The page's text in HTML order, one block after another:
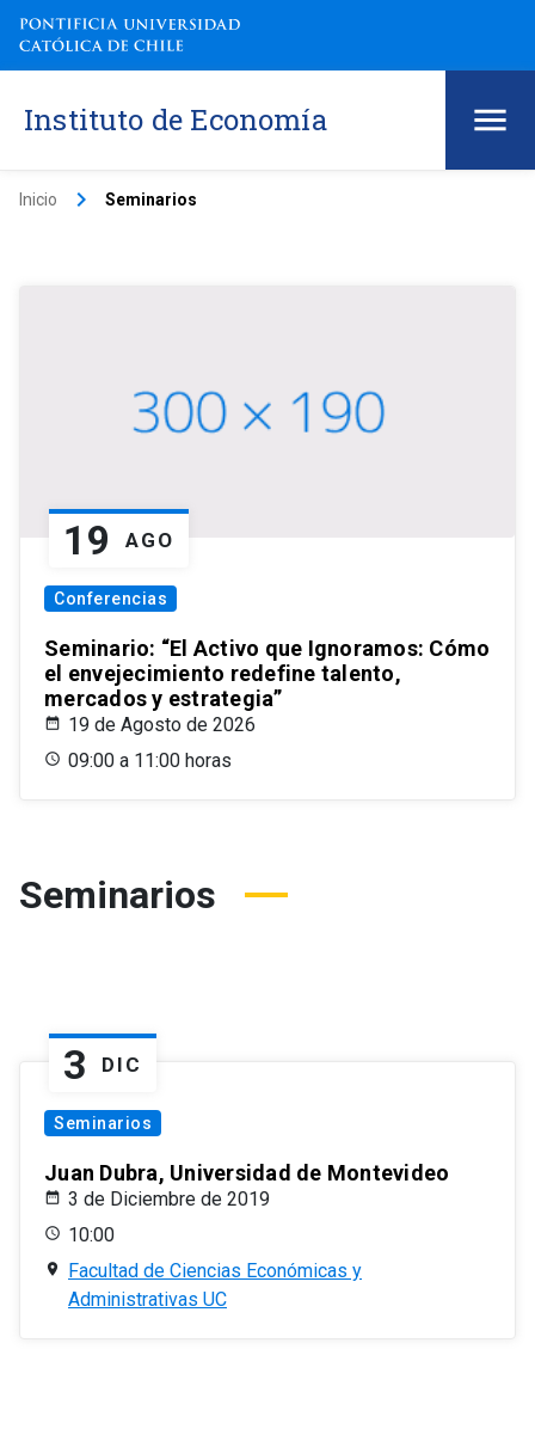
Instituto de Economía
Inicio keyboard_arrow_right Seminarios
19 AGO
Conferencias
Seminario: “El Activo que Ignoramos: Cómo
el envejecimiento redefine talento,
mercados y estrategia”
19 de Agosto de 2026
09:00 a 11:00 horas
Seminarios
3 DIC
Seminarios
Juan Dubra, Universidad de Montevideo
3 de Diciembre de 2019
10:00
Facultad de Ciencias Económicas y
Administrativas UC